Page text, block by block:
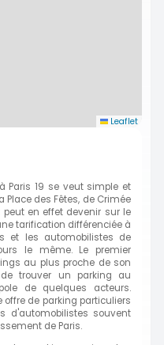
Leaflet
Paris 19 se veut simple et
Place des Fêtes, de Crimée
en effet devenir sur le
tarification différenciée à
et les automobilistes de
le même. Le premier
au plus proche de son
de trouver un parking au
de quelques acteurs.
de parking particuliers
d'automobilistes souvent
de Paris.